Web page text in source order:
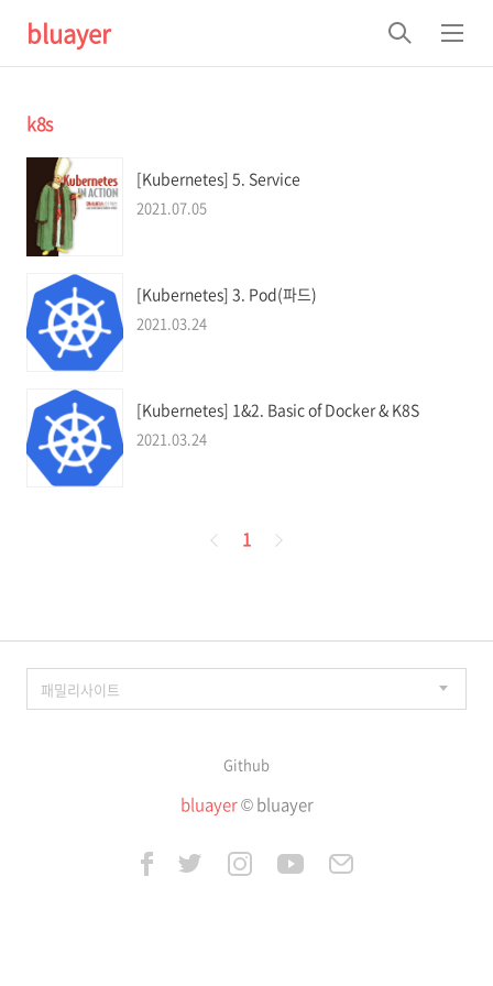
bluayer
검
색
메
뉴
k8s
[Kubernetes] 5. Service
2021.07.05
[Kubernetes] 3. Pod(파드)
2021.03.24
[Kubernetes] 1&2. Basic of Docker & K8S
2021.03.24
페
1
Github
bluayer© bluayer